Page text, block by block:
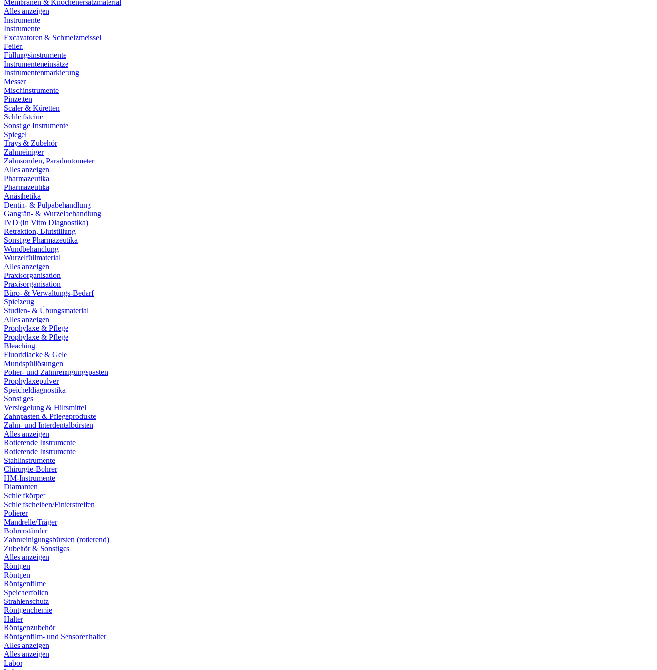
Membranen & Knochenersatzmaterial
Alles anzeigen
Instrumente
Instrumente
Excavatoren & Schmelzmeissel
Feilen
Füllungsinstrumente
Instrumenteneinsätze
Instrumentenmarkierung
Messer
Mischinstrumente
Pinzetten
Scaler & Küretten
Schleifsteine
Sonstige Instrumente
Spiegel
Trays & Zubehör
Zahnreiniger
Zahnsonden, Paradontometer
Alles anzeigen
Pharmazeutika
Pharmazeutika
Anästhetika
Dentin- & Pulpabehandlung
Gangrän- & Wurzelbehandlung
IVD (In Vitro Diagnostika)
Retraktion, Blutstillung
Sonstige Pharmazeutika
Wundbehandlung
Wurzelfüllmaterial
Alles anzeigen
Praxisorganisation
Praxisorganisation
Büro- & Verwaltungs-Bedarf
Spielzeug
Studien- & Übungsmaterial
Alles anzeigen
Prophylaxe & Pflege
Prophylaxe & Pflege
Bleaching
Fluoridlacke & Gele
Mundspüllösungen
Polier- und Zahnreinigungspasten
Prophylaxepulver
Speicheldiagnostika
Sonstiges
Versiegelung & Hilfsmittel
Zahnpasten & Pflegeprodukte
Zahn- und Interdentalbürsten
Alles anzeigen
Rotierende Instrumente
Rotierende Instrumente
Stahlinstrumente
Chirurgie-Bohrer
HM-Instrumente
Diamanten
Schleifkörper
Schleifscheiben/Finierstreifen
Polierer
Mandrelle/Träger
Bohrerständer
Zahnreinigungsbürsten (rotierend)
Zubehör & Sonstiges
Alles anzeigen
Röntgen
Röntgen
Röntgenfilme
Speicherfolien
Strahlenschutz
Röntgenchemie
Halter
Röntgenzubehör
Röntgenfilm- und Sensorenhalter
Alles anzeigen
Alles anzeigen
Labor